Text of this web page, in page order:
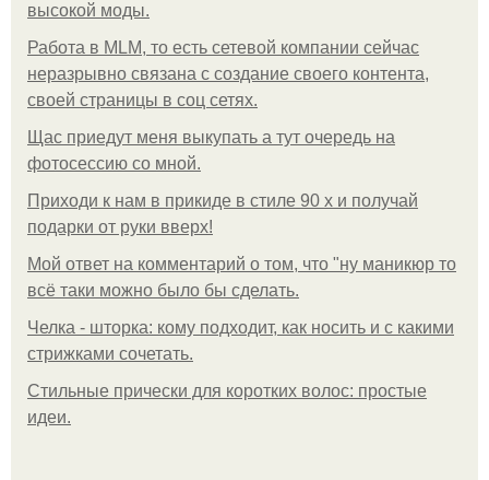
высокой моды.
Работа в MLM, то есть сетевой компании сейчас
неразрывно связана с создание своего контента,
своей страницы в соц сетях.
Щас приедут меня выкупать а тут очередь на
фотосессию со мной.
Приходи к нам в прикиде в стиле 90 х и получай
подарки от руки вверх!
Мой ответ на комментарий о том, что "ну маникюр то
всё таки можно было бы сделать.
Челка - шторка: кому подходит, как носить и с какими
стрижками сочетать.
Стильные прически для коротких волос: простые
идеи.